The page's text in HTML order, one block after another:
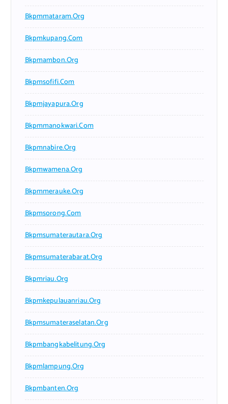
Bkpmmataram.org
Bkpmkupang.com
Bkpmambon.org
Bkpmsofifi.com
Bkpmjayapura.org
Bkpmmanokwari.com
Bkpmnabire.org
Bkpmwamena.org
Bkpmmerauke.org
Bkpmsorong.com
Bkpmsumaterautara.org
Bkpmsumaterabarat.org
Bkpmriau.org
Bkpmkepulauanriau.org
Bkpmsumateraselatan.org
Bkpmbangkabelitung.org
Bkpmlampung.org
Bkpmbanten.org